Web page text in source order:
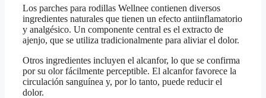
Los parches para rodillas Wellnee contienen diversos
ingredientes naturales que tienen un efecto antiinflamatorio
y analgésico. Un componente central es el extracto de
ajenjo, que se utiliza tradicionalmente para aliviar el dolor.
Otros ingredientes incluyen el alcanfor, lo que se confirma
por su olor fácilmente perceptible. El alcanfor favorece la
circulación sanguínea y, por lo tanto, puede reducir el
dolor.